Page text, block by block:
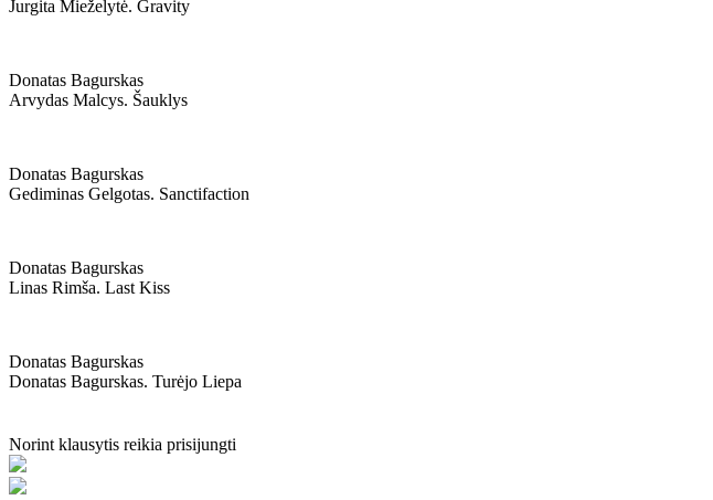
Jurgita Mieželytė. Gravity
Donatas Bagurskas
Arvydas Malcys. Šauklys
Donatas Bagurskas
Gediminas Gelgotas. Sanctifaction
Donatas Bagurskas
Linas Rimša. Last Kiss
Donatas Bagurskas
Donatas Bagurskas. Turėjo Liepa
Norint klausytis reikia prisijungti